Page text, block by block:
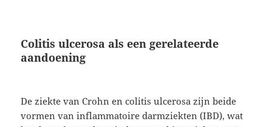
Colitis ulcerosa als een gerelateerde
aandoening
De ziekte van Crohn en colitis ulcerosa zijn beide
vormen van inflammatoire darmziekten (IBD), wat